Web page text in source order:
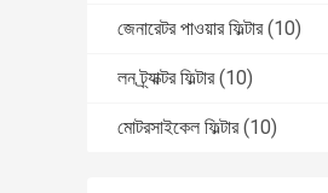
জেনারেটর পাওয়ার ফিল্টার (10)
লন ট্র্যাক্টর ফিল্টার (10)
মোটরসাইকেল ফিল্টার (10)